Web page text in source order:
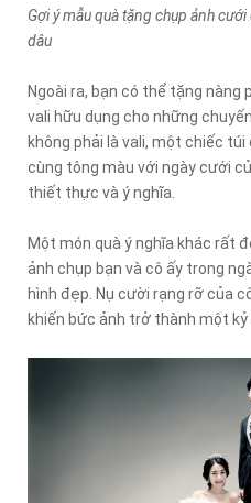
Gợi ý mẫu quà tặng chụp ảnh
dâu
Ngoài ra, bạn có thể tặng nàng
vali hữu dụng cho những
không phải là vali, một chiếc
cùng tông màu với ngày cưới
thiết thực và ý nghĩa.
Một món quà ý nghĩa khác rất
ảnh chụp bạn và cô ấy trong
hình đẹp. Nụ cười rạng rỡ của
khiến bức ảnh trở thành một kỷ